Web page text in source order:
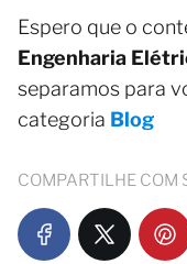
Espero que o
Engenharia
separamos para
categoria Blog
COMPARTILHE COM